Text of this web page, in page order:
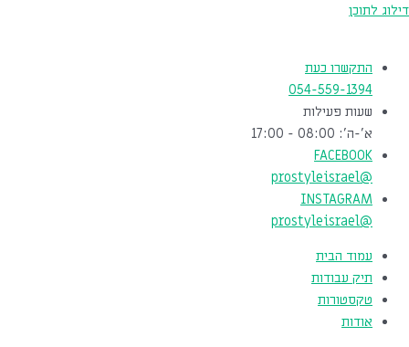
דילוג לתוכן
התקשרו כעת
054-559-1394
שעות פעילות
א'-ה': 08:00 - 17:00
FACEBOOK
@prostyleisrael
INSTAGRAM
@prostyleisrael
עמוד הבית
תיק עבודות
טקסטורות
אודות